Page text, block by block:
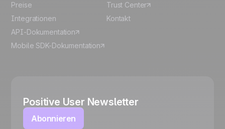
Preise
Integrationen
API-Dokumentation
Mobile SDK-Dokumentation
Trust Center
Kontakt
Positive User Newsletter
Abonnieren